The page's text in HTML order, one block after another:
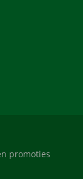
promoties